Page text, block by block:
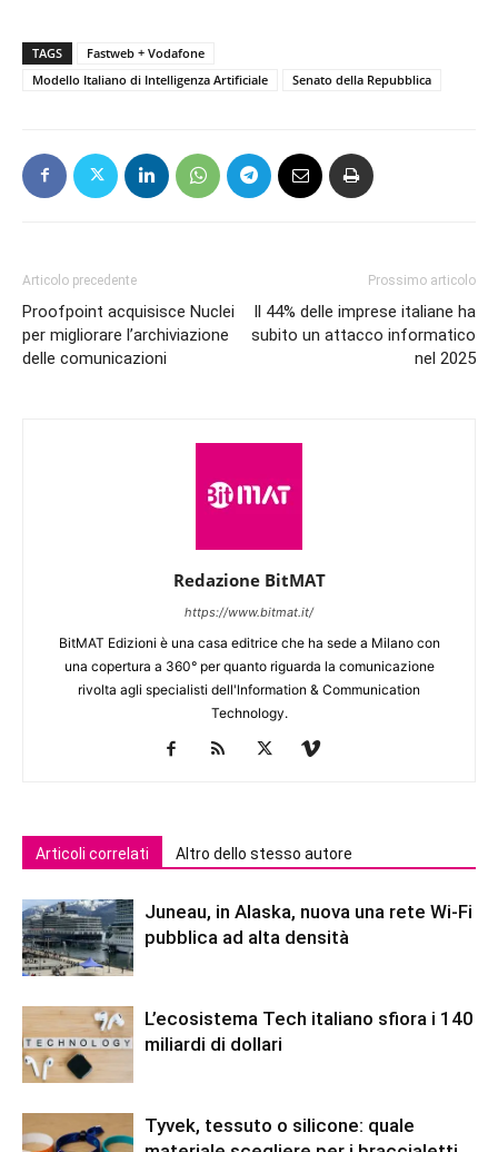
TAGS
Fastweb + Vodafone
Modello Italiano di Intelligenza Artificiale
Senato della Repubblica
Articolo precedente
Proofpoint acquisisce Nuclei
per migliorare l’archiviazione
delle comunicazioni
Prossimo articolo
Il 44% delle imprese italiane ha
subito un attacco informatico
nel 2025
Redazione BitMAT
https://www.bitmat.it/
BitMAT Edizioni è una casa editrice che ha sede a Milano con
una copertura a 360° per quanto riguarda la comunicazione
rivolta agli specialisti dell'lnformation & Communication
Technology.
Articoli correlati Altro dello stesso autore
Juneau, in Alaska, nuova una rete Wi-Fi
pubblica ad alta densità
L’ecosistema Tech italiano sfiora i 140
miliardi di dollari
Tyvek, tessuto o silicone: quale